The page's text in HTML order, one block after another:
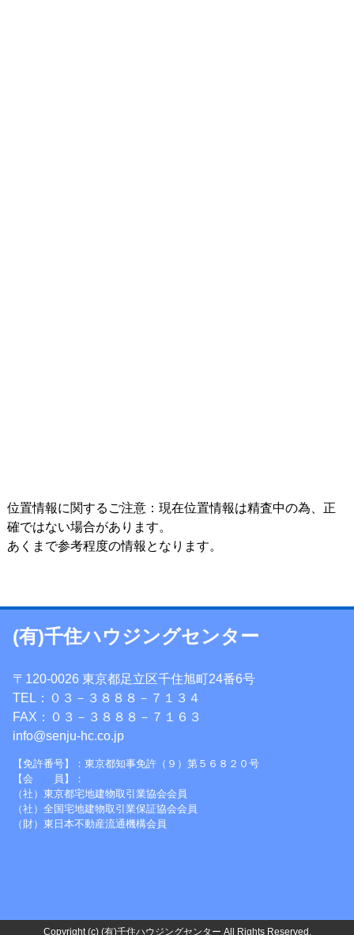
位置情報に関するご注意：現在位置情報は精査中の為、正
確ではない場合があります。
あくまで参考程度の情報となります。
(有)千住ハウジングセンター
〒120-0026 東京都足立区千住旭町24番6号
TEL：０３－３８８８－７１３４
FAX：０３－３８８８－７１６３
info@senju-hc.co.jp
【免許番号】：東京都知事免許（９）第５６８２０号
【会 員】：
（社）東京都宅地建物取引業協会会員
（社）全国宅地建物取引業保証協会会員
（財）東日本不動産流通機構会員
Copyright (c) (有)千住ハウジングセンター All Rights Reserved.